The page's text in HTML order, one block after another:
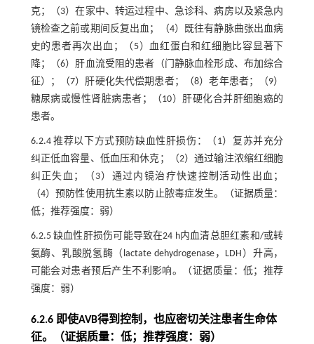
克；（3）在家中、转运过程中、急诊科、病房以及紧急内
镜检查之前或期间反复出血；（4）既往有静脉曲张出血病
史的患者再次出血；（5）血红蛋白和红细胞比容显著下
降；（6）肝血流受阻的患者（门静脉血栓形成、布加综合
征）；（7）肝硬化失代偿期患者；（8）老年患者；（9）
糖尿病或慢性肾脏病患者；（10）肝硬化合并肝细胞癌的
患者。
6.2.4 推荐以下方式预防缺血性肝损伤：（1）复苏并充分
纠正低血容量、低血压和休克；（2）通过输注浓缩红细胞
纠正失血；（3）通过内镜治疗快速控制活动性出血；
（4）预防性使用抗生素以防止脓毒症发生。（证据质量：
低；推荐强度：弱）
6.2.5 缺血性肝损伤可能导致在24 h内血清总胆红素和/或转
氨酶、乳酸脱氢酶（lactate dehydrogenase，LDH）升高，
可能会对患者预后产生不利影响。（证据质量：低；推荐
强度：弱）
6.2.6 即使AVB得到控制，也应密切关注患者生命体
征。（证据质量：低；推荐强度：弱）